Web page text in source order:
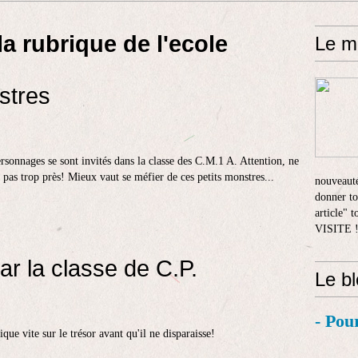
rubrique de l'ecole
se sont invités dans la classe des C.M.1 A. Attention, ne
pas trop près! Mieux vaut se méfier de ces petits monstres...
la classe de C.P.
vite sur le trésor avant qu'il ne disparaisse!
Le
donner
article"
VISITE !
Le
-